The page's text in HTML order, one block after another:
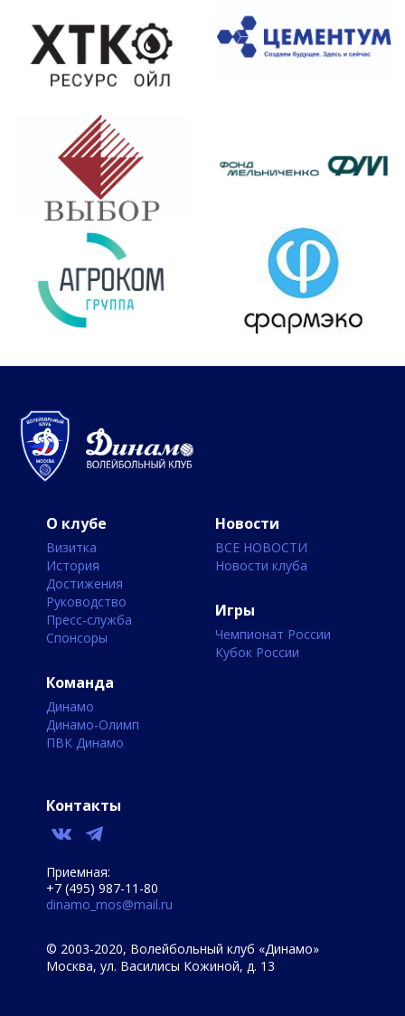
О клубе
Визитка
История
Достижения
Руководство
Пресс-служба
Спонсоры
Команда
Динамо
Динамо-Олимп
ПВК Динамо
Новости
ВСЕ НОВОСТИ
Новости клуба
Игры
Чемпионат России
Кубок России
Контакты
Приемная:
+7 (495) 987-11-80
dinamo_mos@mail.ru
© 2003-2020, Волейбольный клуб «Динамо»
Москва, ул. Василисы Кожиной, д. 13